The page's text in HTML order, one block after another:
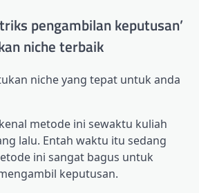
pengambilan keputusan’
niche terbaik
niche yang tepat untuk anda
metode ini sewaktu kuliah
lalu. Entah waktu itu sedang
ini sangat bagus untuk
keputusan.